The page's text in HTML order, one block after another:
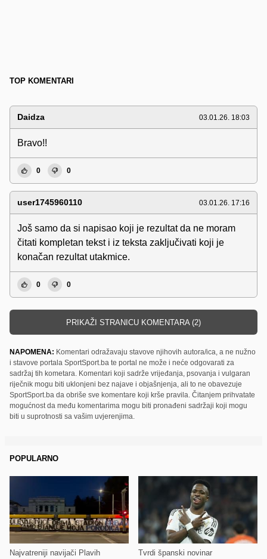
TOP KOMENTARI
Daidza 03.01.26. 18:03
Bravo!!
0 0
user1745960110 03.01.26. 17:16
Još samo da si napisao koji je rezultat da ne moram
čitati kompletan tekst i iz teksta zaključivati koji je
konačan rezultat utakmice.
0 0
PRIKAŽI STRANICU KOMENTARA (2)
NAPOMENA: Komentari odražavaju stavove njihovih autora/ica, a ne nužno
i stavove portala SportSport.ba te portal ne može i neće odgovarati za
sadržaj tih kometara. Komentari koji sadrže vrijeđanja, psovanja i vulgaran
riječnik mogu biti uklonjeni bez najave i objašnjenja, ali to ne obavezuje
SportSport.ba da obriše sve komentare koji krše pravila. Čitanjem prihvatate
mogućnost da među komentarima mogu biti pronađeni sadržaji koji mogu
biti u suprotnosti sa vašim uvjerenjima.
POPULARNO
Najvatreniji navijači Plavih Tvrdi španski novinar